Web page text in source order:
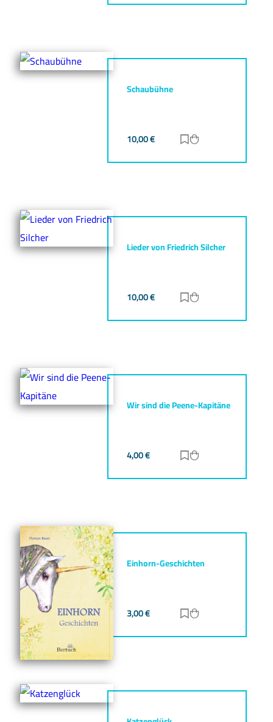
Schaubühne
10,00€ Zur Merkliste
Lieder von Friedrich Silcher
10,00€ Zur Merkliste
Wir sind die Peene-Kapitäne
4,00€ Zur Merkliste
Einhorn-Geschichten
3,00€ Zur Merkliste